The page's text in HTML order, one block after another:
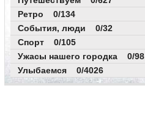
Ретро 0/134
События, люди 0/32
Спорт 0/105
Ужасы нашего городка 0/98
Улыбаемся 0/4026